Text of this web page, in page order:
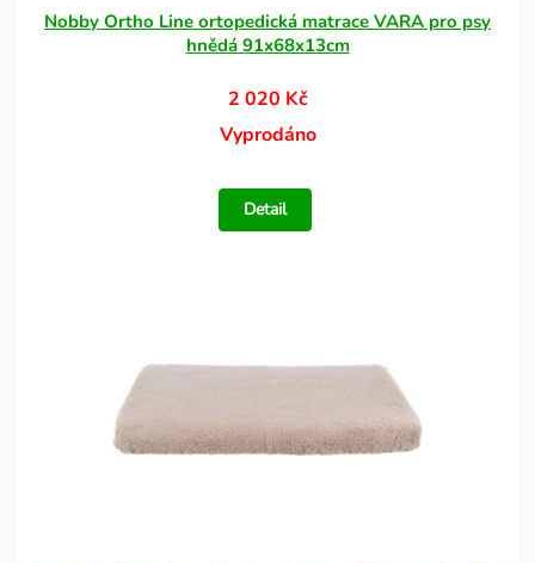
Nobby Ortho Line ortopedická matrace VARA pro psy
hnědá 91x68x13cm
2 020 Kč
Vyprodáno
Detail